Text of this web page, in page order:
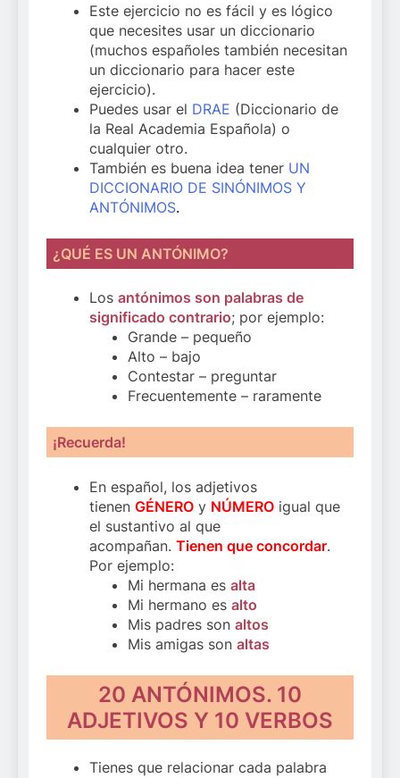
Este ejercicio no es fácil y es lógico
que necesites usar un diccionario
(muchos españoles también necesitan
un diccionario para hacer este
ejercicio).
Puedes usar el DRAE (Diccionario de
la Real Academia Española) o
cualquier otro.
También es buena idea tener UN
DICCIONARIO DE SINÓNIMOS Y
ANTÓNIMOS.
¿QUÉ ES UN ANTÓNIMO?
Los antónimos son palabras de
significado contrario; por ejemplo:
Grande – pequeño
Alto – bajo
Contestar – preguntar
Frecuentemente – raramente
¡Recuerda!
En español, los adjetivos
tienen GÉNERO y NÚMERO igual que
el sustantivo al que
acompañan. Tienen que concordar.
Por ejemplo:
Mi hermana esalta
Mi hermano esalto
Mis padres sonaltos
Mis amigas sonaltas
20 ANTÓNIMOS. 10
ADJETIVOS Y 10 VERBOS
Tienes que relacionar cada palabra